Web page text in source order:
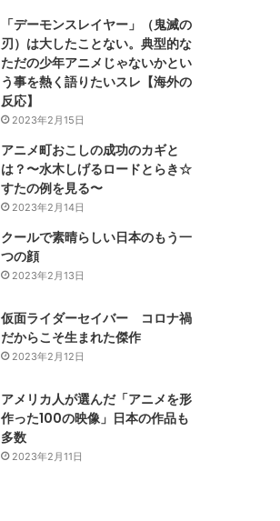
「デーモンスレイヤー」（鬼滅の
刃）は大したことない。典型的な
ただの少年アニメじゃないかとい
う事を熱く語りたいスレ【海外の
反応】
2023年2月15日
アニメ町おこしの成功のカギと
は？〜水木しげるロードとらき☆
すたの例を見る〜
2023年2月14日
クールで素晴らしい日本のもう一
つの顔
2023年2月13日
仮面ライダーセイバー コロナ禍
だからこそ生まれた傑作
2023年2月12日
アメリカ人が選んだ「アニメを形
作った100の映像」日本の作品も
多数
2023年2月11日